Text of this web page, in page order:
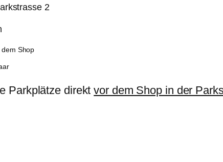
2
Shop
Parkplätze direktvor dem Shop in der